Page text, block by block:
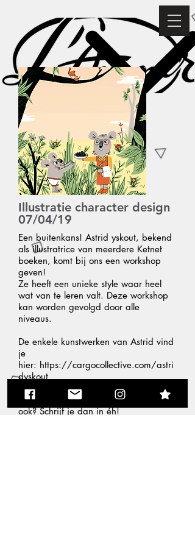
Illustratie character design
07/04/19
Een buitenkans! Astrid yskout, bekend
als illustratrice van meerdere Ketnet
boeken, komt bij ons een workshop
geven!
Ze heeft een unieke style waar heel
wat van te leren valt. Deze workshop
kan worden gevolgd door alle
niveaus.
De enkele kunstwerken van Astrid vind
je
hier: https://cargocollective.com/astri
dyskout
Wij zijn alvast mega enthousiast! Jij
ook? Schrijf je dan in éh!